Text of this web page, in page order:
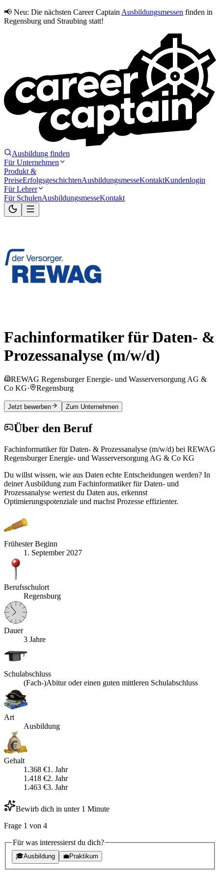
📢 Neu: Die nächsten Career Captain Ausbildungsmessen finden in
Regensburg und Straubing statt!
Ausbildung finden
Für Unternehmen
Produkt &
PreiseErfolgsgeschichtenAusbildungsmesseKontaktKundenlogin
Für Lehrer
Für SchulenAusbildungsmesseKontakt
Fachinformatiker für Daten- &
Prozessanalyse (m/w/d)
REWAG Regensburger Energie- und Wasserversorgung AG &
Co KG· Regensburg
Jetzt bewerben Zum Unternehmen
Über den Beruf
Fachinformatiker für Daten- & Prozessanalyse (m/w/d) bei REWAG
Regensburger Energie- und Wasserversorgung AG & Co KG
Du willst wissen, wie aus Daten echte Entscheidungen werden? In
deiner Ausbildung zum Fachinformatiker für Daten- und
Prozessanalyse wertest du Daten aus, erkennst
Optimierungspotenziale und machst Prozesse effizienter.
Frühester Beginn
1. September 2027
Berufsschulort
Regensburg
Dauer
3 Jahre
Schulabschluss
(Fach-)Abitur oder einen guten mittleren Schulabschluss
Art
Ausbildung
Gehalt
1.368 €1 . Jahr
1.418 €2. Jahr
1.463 €3. Jahr
Bewirb dich in unter 1 Minute
Frage 1 von 4
Für was interessierst du dich?
🎓Ausbildung 💼Praktikum